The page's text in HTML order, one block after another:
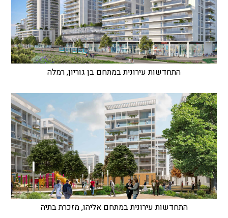
התחדשות עירונית במתחם בן גוריון, רמלה
התחדשות עירונית במתחם אליהו, מזכרת בתיה